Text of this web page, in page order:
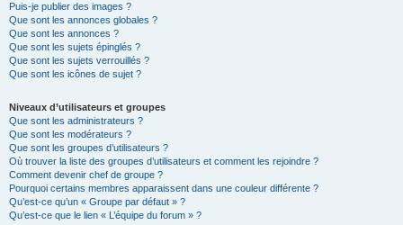
Puis-je publier des images ?
Que sont les annonces globales ?
Que sont les annonces ?
Que sont les sujets épinglés ?
Que sont les sujets verrouillés ?
Que sont les icônes de sujet ?
Niveaux d’utilisateurs et groupes
Que sont les administrateurs ?
Que sont les modérateurs ?
Que sont les groupes d’utilisateurs ?
Où trouver la liste des groupes d’utilisateurs et comment les rejoindre ?
Comment devenir chef de groupe ?
Pourquoi certains membres apparaissent dans une couleur différente ?
Qu’est-ce qu’un « Groupe par défaut » ?
Qu’est-ce que le lien « L’équipe du forum » ?